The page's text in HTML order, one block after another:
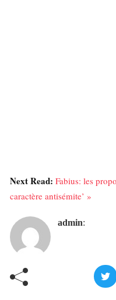
Next Read: Fabius: les
caractère antisémite’ »
admin: